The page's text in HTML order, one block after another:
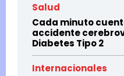
Salud
Cada minuto
accidente
Diabetes Tipo 2
Internacionales